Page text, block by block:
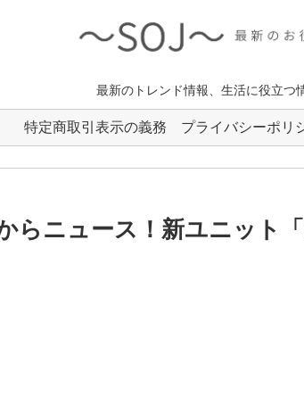
最新のトレンド情報、生活に役立つ
特定商取引表示の義務 プライバシーポリ
らニュース！新ユニット